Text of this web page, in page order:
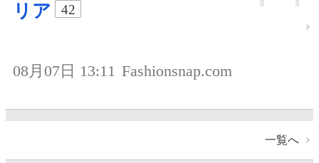
リア
42
08月07日 13:11 Fashionsnap.com
一覧へ